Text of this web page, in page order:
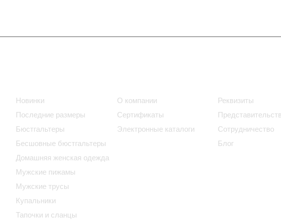
Новинки
Последние размеры
Бюстгальтеры
Бесшовные бюстгальтеры
Домашняя женская одежда
Мужские пижамы
Мужские трусы
Купальники
Тапочки и сланцы
О компании
Сертификаты
Электронные каталоги
Реквизиты
Сотрудничество
Блог